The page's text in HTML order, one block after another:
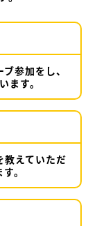
参加をし、
ます。
教えていただ
。